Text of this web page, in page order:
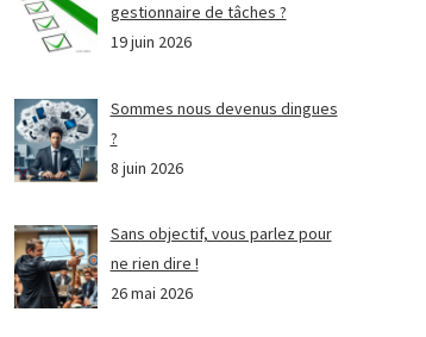
gestionnaire de tâches ?
19 juin 2026
Sommes nous devenus dingues
?
8 juin 2026
Sans objectif, vous parlez pour
ne rien dire !
26 mai 2026